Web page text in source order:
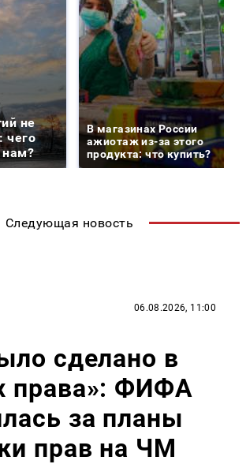
не
чего
В магазинах России
ажиотаж из-за этого
продукта: что купить?
Следующая новость
06.08.2026, 11:00
сделано в
права»: ФИФА
за планы
прав на ЧМ